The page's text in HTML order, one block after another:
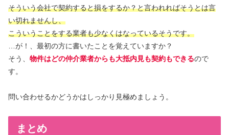
そういう会社で契約すると損をするか？と言われればそうとは言
い切れませんし、
こういうことをする業者も少なくはなっているそうです。
…が！、最初の方に書いたことを覚えていますか？
そう、 物件はどの仲介業者からも大抵内見も契約もできるので
す。
問い合わせるかどうかはしっかり見極めましょう。
まとめ